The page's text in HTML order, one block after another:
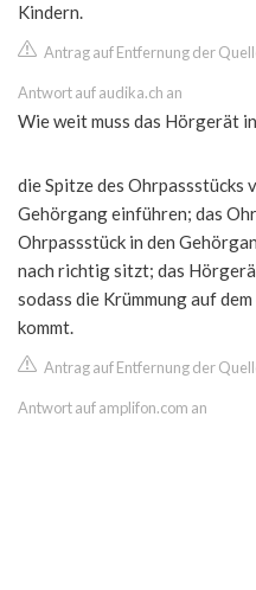
Kindern.
Antrag auf Entfernung der
Antwort auf audika.ch an
Wie weit muss das Hörgerät
die Spitze des Ohrpassstücks
Gehörgang einführen; das
Ohrpassstück in den
nach richtig sitzt; das
sodass die Krümmung auf
kommt.
Antrag auf Entfernung der
Antwort auf amplifon.com an